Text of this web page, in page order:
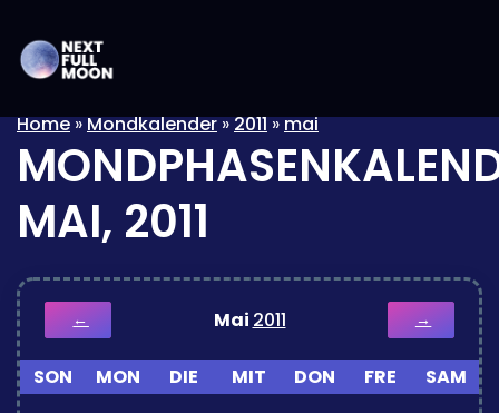
Home»Mondkalender»2011»mai
MAI, 2011
← Mai 2011 →
SON MON DIE MIT DON FRE SAM